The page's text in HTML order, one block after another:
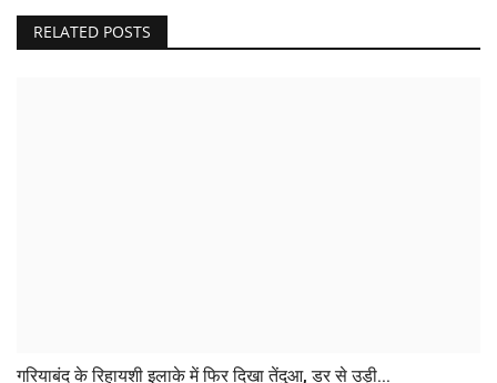
RELATED POSTS
गरियाबंद के रिहायशी इलाके में फिर दिखा तेंदुआ, डर से उड़ी...